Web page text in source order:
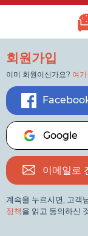
회원가입
이미 회원이신가요? 여
Google
이메일로
계속을 누르시면, 고객
정책을 읽고 동의하신